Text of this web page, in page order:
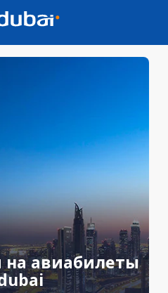
авиабилеты